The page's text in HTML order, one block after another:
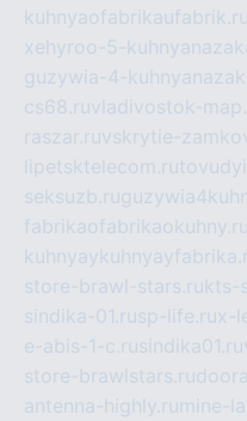
kuhnyaofabrikaufabrik.ru
xehyroo-5-
guzywia-4-
cs68.ruvladivostok-
raszar.ruvskrytie-
lipetsktelecom.ru
seksuzb.ru
fabrikaofabrikaokuhny.ru
store-brawl-stars.rukts-
sindika-01.rusp-life.rux-
e-abis-1-c.rusindika01.ru
store-brawlstars.ru
antenna-highly.ru mine-